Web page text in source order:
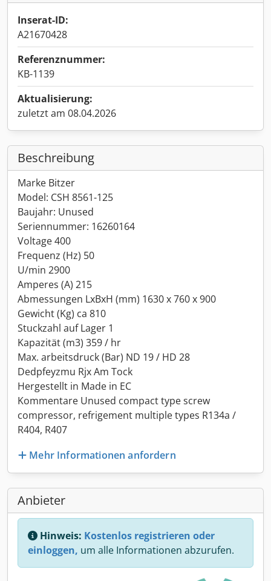
Inserat-ID:
A21670428
Referenznummer:
KB-1139
Aktualisierung:
zuletzt am 08.04.2026
Beschreibung
Marke Bitzer
Model: CSH 8561-125
Baujahr: Unused
Seriennummer: 16260164
Voltage 400
Frequenz (Hz) 50
U/min 2900
Amperes (A) 215
Abmessungen LxBxH (mm) 1630 x 760 x 900
Gewicht (Kg) ca 810
Stuckzahl auf Lager 1
Kapazität (m3) 359 / hr
Max. arbeitsdruck (Bar) ND 19 / HD 28
Dedpfeyzmu Rjx Am Tock
Hergestellt in Made in EC
Kommentare Unused compact type screw
compressor, refrigement multiple types R134a /
R404, R407
Mehr Informationen anfordern
Anbieter
Hinweis: Kostenlos registrieren oder
einloggen, um alle Informationen abzurufen.